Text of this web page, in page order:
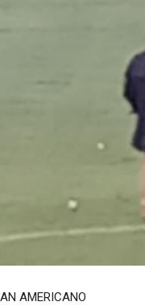
AMERICANO